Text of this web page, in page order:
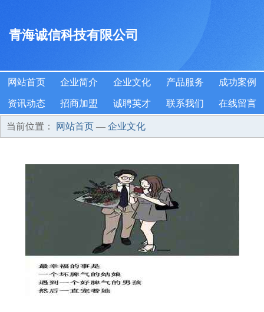
青海诚信科技有限公司
网站首页 企业简介 企业文化 产品服务 成功案例
资讯动态 招商加盟 诚聘英才 联系我们 在线留言
当前位置： 网站首页 — 企业文化